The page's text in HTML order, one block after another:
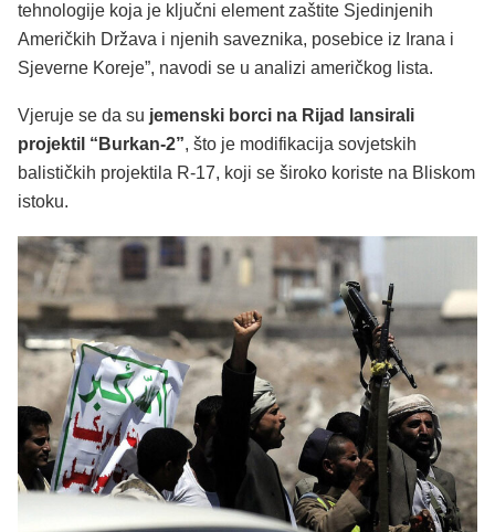
tehnologije koja je ključni element zaštite Sjedinjenih
Američkih Država i njenih saveznika, posebice iz Irana i
Sjeverne Koreje”, navodi se u analizi američkog lista.
Vjeruje se da su jemenski borci na Rijad lansirali
projektil “Burkan-2”, što je modifikacija sovjetskih
balističkih projektila R-17, koji se široko koriste na Bliskom
istoku.